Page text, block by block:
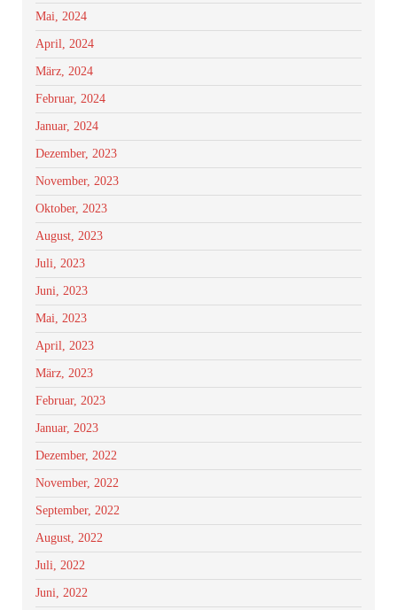
Mai, 2024
April, 2024
März, 2024
Februar, 2024
Januar, 2024
Dezember, 2023
November, 2023
Oktober, 2023
August, 2023
Juli, 2023
Juni, 2023
Mai, 2023
April, 2023
März, 2023
Februar, 2023
Januar, 2023
Dezember, 2022
November, 2022
September, 2022
August, 2022
Juli, 2022
Juni, 2022